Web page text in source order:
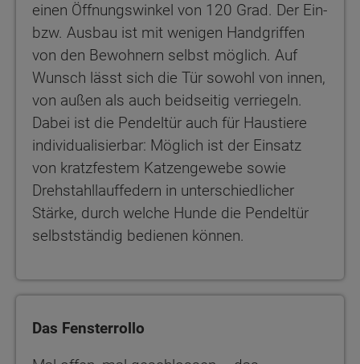
einen Öffnungswinkel von 120 Grad. Der Ein-
bzw. Ausbau ist mit wenigen Handgriffen
von den Bewohnern selbst möglich. Auf
Wunsch lässt sich die Tür sowohl von innen,
von außen als auch beidseitig verriegeln.
Dabei ist die Pendeltür auch für Haustiere
individualisierbar: Möglich ist der Einsatz
von kratzfestem Katzengewebe sowie
Drehstahllauffedern in unterschiedlicher
Stärke, durch welche Hunde die Pendeltür
selbstständig bedienen können.
Das Fensterrollo